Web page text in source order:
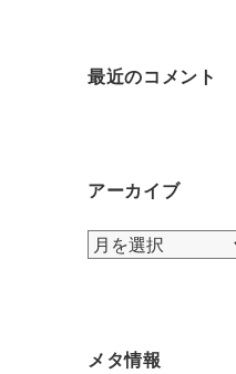
最近のコメント
アーカイブ
ア
ブ
メタ情報